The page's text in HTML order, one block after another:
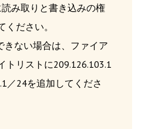
み取りと書き込みの権
ください。
きない場合は、ファイア
トリストに209.126.103.1
／24を追加してくださ